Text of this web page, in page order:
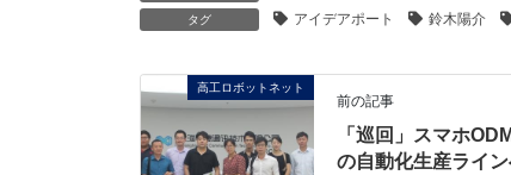
タグ アイデアポート 鈴木陽介
高工ロボットネット
前の記事
「巡回」スマホODM
の自動化生産ライ